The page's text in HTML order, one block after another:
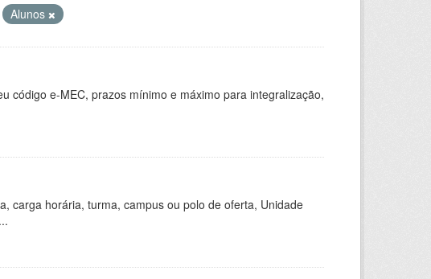
Alunos
código e-MEC, prazos mínimo e máximo para integralização,
carga horária, turma, campus ou polo de oferta, Unidade